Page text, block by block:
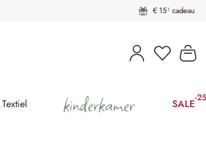
€ 15¹ cadeau
Textiel kinderkamer SALE-